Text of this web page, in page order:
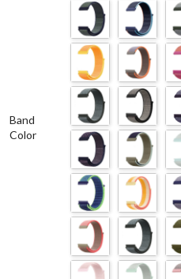
Band
Color